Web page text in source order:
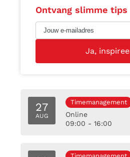
Ontvang slimme tips
27
AUG
Timemanagement
Online
09:00 - 16:00